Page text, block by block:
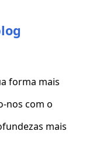
forma mais
nos com o
mais